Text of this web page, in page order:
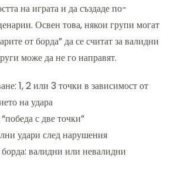
на играта и да създаде по-
Освен това, някои групи могат
от борда” да се считат за валидни
може да не го направят.
1, 2 или 3 точки в зависимост от
на удара
с две точки”
удари след нарушения
валидни или невалидни